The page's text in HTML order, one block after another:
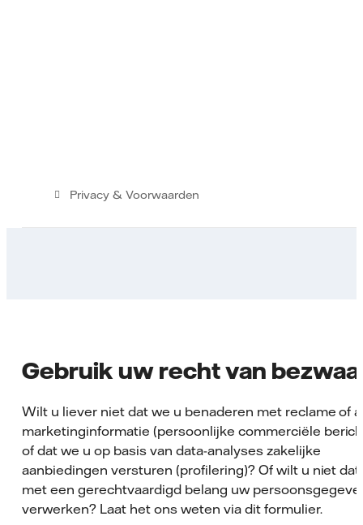
Privacy & Voorwaarden
Gebruik uw recht van
Wilt u liever niet dat we u benaderen met reclame of
marketinginformatie (persoonlijke commerciële
of dat we u op basis van data-analyses zakelijke
aanbiedingen versturen (profilering)? Of wilt u niet dat
met een gerechtvaardigd belang uw
verwerken? Laat het ons weten via dit formulier.